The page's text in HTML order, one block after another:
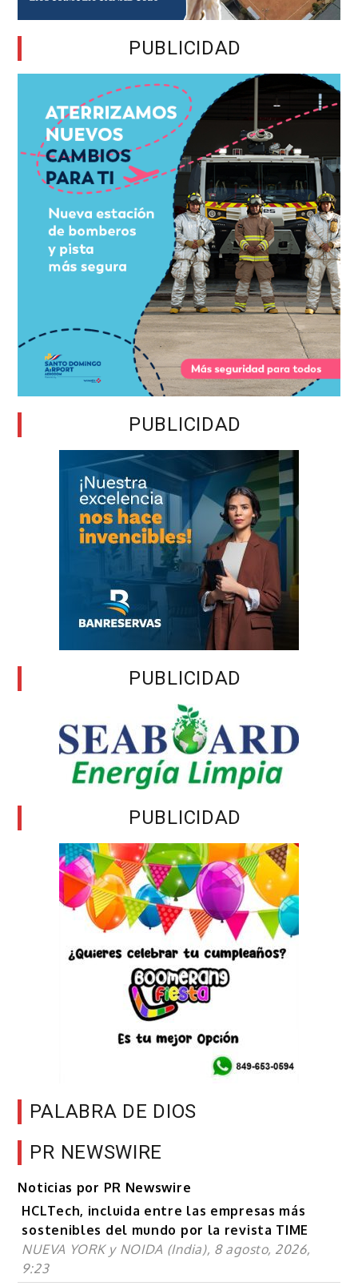
PUBLICIDAD
PUBLICIDAD
PUBLICIDAD
PUBLICIDAD
PALABRA DE DIOS
PR NEWSWIRE
Noticias por PR Newswire
HCLTech, incluida entre las empresas más
sostenibles del mundo por la revista TIME
NUEVA YORK y NOIDA (India), 8 agosto, 2026,
9:23